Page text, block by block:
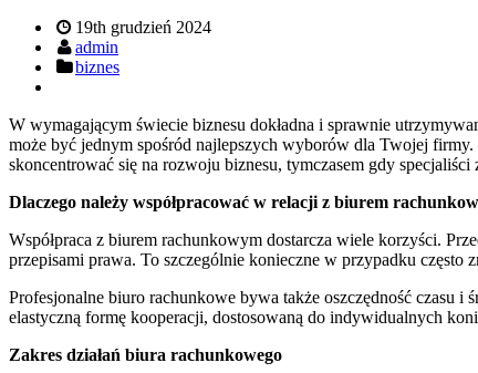
19th grudzień 2024
admin
biznes
W wymagającym świecie biznesu dokładna i sprawnie
może być jednym spośród najlepszych wyborów dla Twojej
skoncentrować się na rozwoju biznesu, tymczasem gdy
Dlaczego należy współpracować w relacji z biurem
Współpraca z biurem rachunkowym dostarcza wiele korzyści.
przepisami prawa. To szczególnie konieczne w przypadku często
Profesjonalne biuro rachunkowe bywa także oszczędność czasu
elastyczną formę kooperacji, dostosowaną do indywidualnych
Zakres działań biura rachunkowego